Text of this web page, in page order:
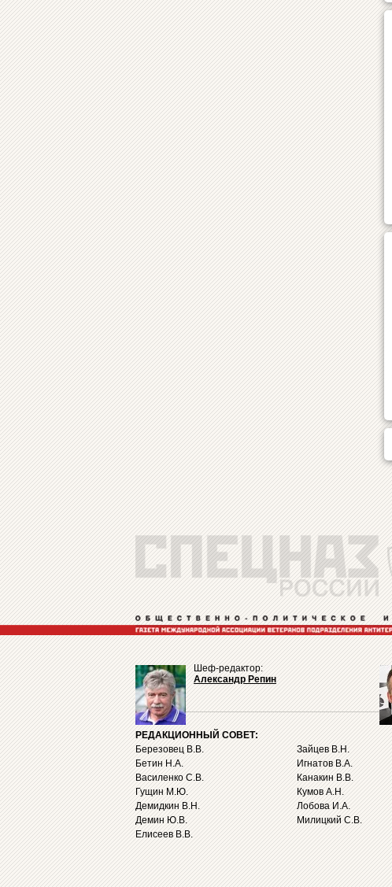
Шеф-редактор:
Александр Репин
РЕДАКЦИОННЫЙ СОВЕТ:
Березовец В.В.
Бетин Н.А.
Василенко С.В.
Гущин М.Ю.
Демидкин В.Н.
Демин Ю.В.
Елисеев В.В.
Зайцев В.Н.
Игнатов В.А.
Канакин В.В.
Кумов А.Н.
Лобова И.А.
Милицкий С.В.